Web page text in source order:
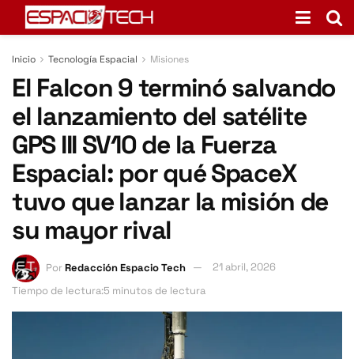
Inicio Tecnología Espacial Misiones
El Falcon 9 terminó salvando
el lanzamiento del satélite
GPS III SV10 de la Fuerza
Espacial: por qué SpaceX
tuvo que lanzar la misión de
su mayor rival
PorRedacción Espacio Tech
21 abril, 2026
Tiempo de lectura:5 minutos de lectura